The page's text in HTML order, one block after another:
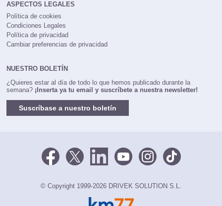
ASPECTOS LEGALES
Política de cookies
Condiciones Legales
Política de privacidad
Cambiar preferencias de privacidad
NUESTRO BOLETÍN
¿Quieres estar al día de todo lo que hemos publicado durante la
semana? ¡Inserta ya tu email y suscríbete a nuestra newsletter!
Suscríbase a nuestro boletín
© Copyright 1999-2026 DRIVEK SOLUTION S.L.